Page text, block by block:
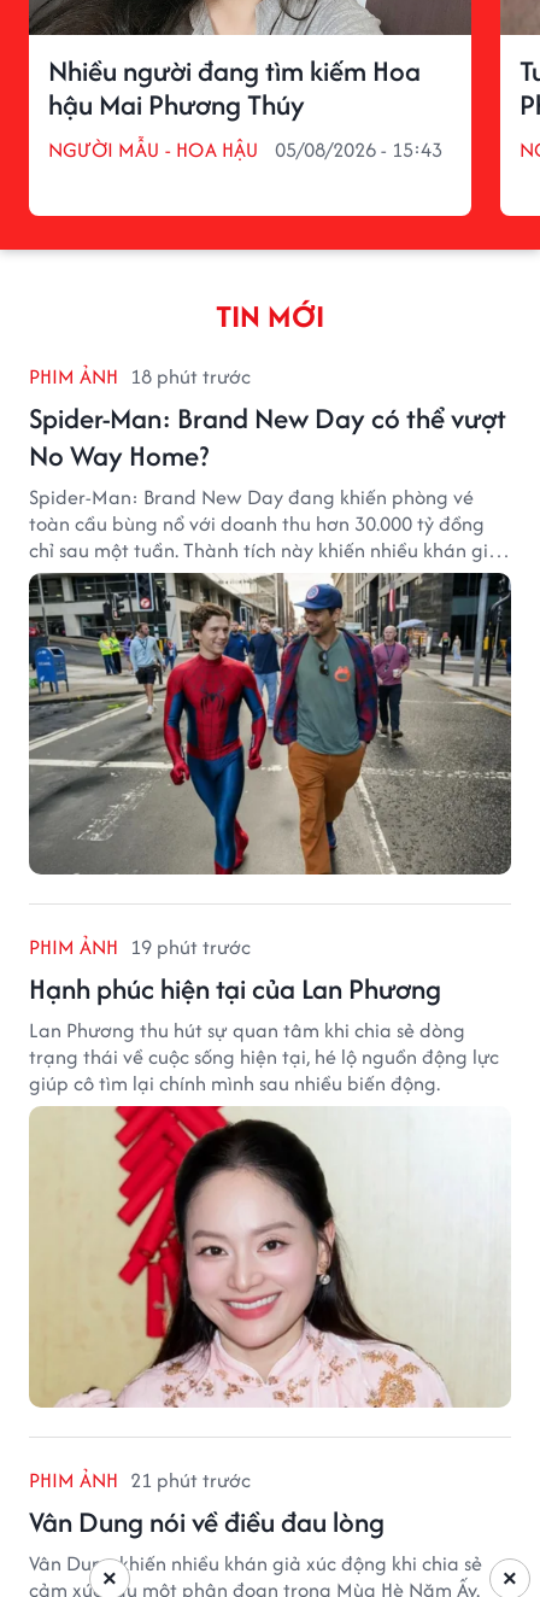
Nhiều người đang tìm kiếm Hoa
hậu Mai Phương Thúy
NGƯỜI MẪU - HOA HẬU 05/08/2026 - 15:43
TIN MỚI
PHIM ẢNH 18 phút trước
Spider-Man: Brand New Day có thể vượt
No Way Home?
Spider-Man: Brand New Day đang khiến phòng vé
toàn cầu bùng nổ với doanh thu hơn 30.000 tỷ đồng
chỉ sau một tuần. Thành tích này khiến nhiều khán giả
đặt câu hỏi liệu bộ phim mới của Tom Holland có thể
phá kỷ lục mà No Way Home từng thiết lập hay không.
PHIM ẢNH 19 phút trước
Hạnh phúc hiện tại của Lan Phương
Lan Phương thu hút sự quan tâm khi chia sẻ dòng
trạng thái về cuộc sống hiện tại, hé lộ nguồn động lực
giúp cô tìm lại chính mình sau nhiều biến động.
PHIM ẢNH 21 phút trước
Vân Dung nói về điều đau lòng
Vân Dung khiến nhiều khán giả xúc động khi chia sẻ
cảm xúc sau một phân đoạn trong Mùa Hè Năm Ấy.
×
×